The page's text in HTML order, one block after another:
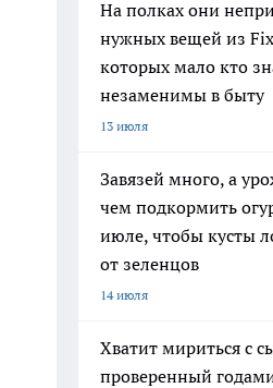
На полках они
нужных вещей из
которых мало кто
незаменимы в быту
13 июля
Завязей много, а
чем подкормить
июле, чтобы кусты
от зеленцов
14 июля
Хватит мириться с
проверенный